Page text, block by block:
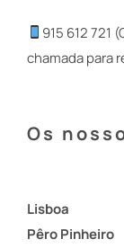
915 612 721
chamada para
Os
Lisboa
Pêro Pinheiro